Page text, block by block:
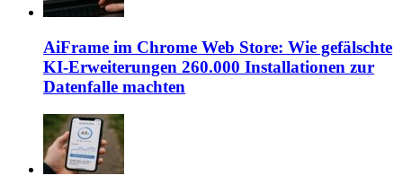
AiFrame im Chrome Web Store: Wie gefälschte
KI-Erweiterungen 260.000 Installationen zur
Datenfalle machten